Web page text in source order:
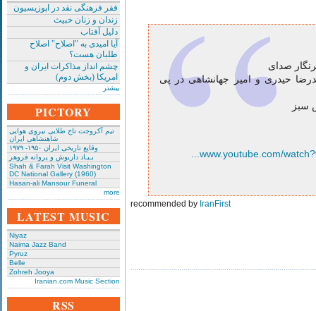
فقر فرهنگی نقد در اپوزیسیون
زندان و زنان خبیث
دلیل آفتاب
آیا امیدی به "اصلاح" اصلاح
طلبان هست؟
چشم انداز مذاکرات ایران و
امریکا (بخش دوم)
بیشتر
PICTORY
تیم آکروجت تاج طلایی نیروی هوایی
شاهنشاهی ایران
وقایع تاریخی‌ ایران ۱۹۵۰- ۱۹۷۹
بـیـاد داریوش و پروانه فروهر
Shah & Farah Visit Washington
DC National Gallery (1960)
Hasan-ali Mansour Funeral
more
LATEST MUSIC
Niyaz
Naima Jazz Band
Pyruz
Belle
Zohreh Jooya
Iranian.com Music Section
RSS
صدای
حیدری و امیر جهانشاهی در پی
سبز
recommended by IranFirst